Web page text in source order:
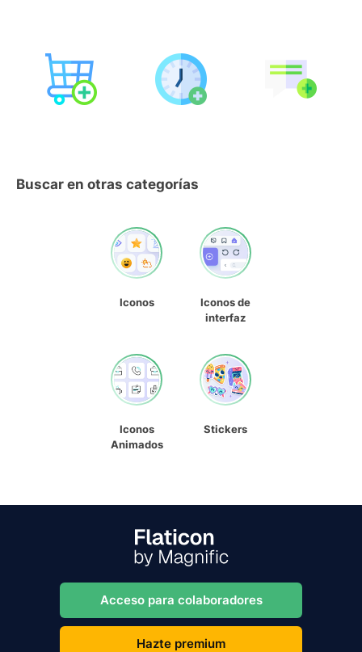
Buscar en otras categorías
Iconos
Iconos de
interfaz
Iconos
Animados
Stickers
Acceso para colaboradores
Hazte premium